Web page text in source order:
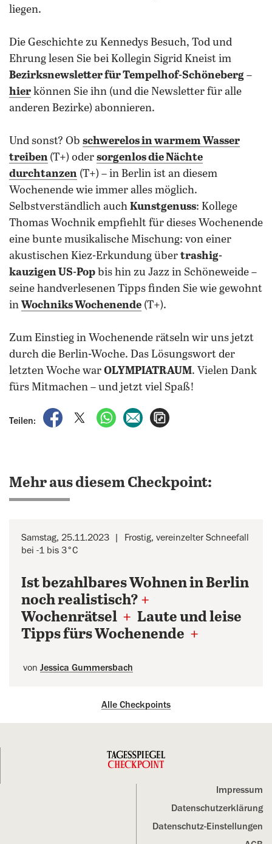
liegen.
Die Geschichte zu Kennedys Besuch, Tod und
Ehrung lesen Sie bei Kollegin Sigrid Kneist im
Bezirksnewsletter für Tempelhof-Schöneberg –
hier können Sie ihn (und die Newsletter für alle
anderen Bezirke) abonnieren.
Und sonst? Ob schwerelos in warmem Wasser
treiben (T+) oder sorgenlos die Nächte
durchtanzen (T+) – in Berlin ist an diesem
Wochenende wie immer alles möglich.
Selbstverständlich auch Kunstgenuss: Kollege
Thomas Wochnik empfiehlt für dieses Wochenende
eine bunte musikalische Mischung: von einer
akustischen Kiez-Erkundung über trashig-
kauzigen US-Pop bis hin zu Jazz in Schöneweide –
seine handverlesenen Tipps finden Sie wie gewohnt
in Wochniks Wochenende (T+).
Zum Einstieg in Wochenende rätseln wir uns jetzt
durch die Berlin-Woche. Das Lösungswort der
letzten Woche war OLYMPIATRAUM. Vielen Dank
fürs Mitmachen – und jetzt viel Spaß!
Teilen:
auf Facebook teilen
auf X teilenper WhatsApp teilen
per E-Mail teilen
Mehr aus diesem Checkpoint:
Samstag, 25.11.2023
Frostig, vereinzelter Schneefall
bei -1 bis 3°C
Ist bezahlbares Wohnen in Berlin
noch realistisch? +
Wochenrätsel + Laute und leise
Tipps fürs Wochenende +
von Jessica Gummersbach
Alle Checkpoints
Impressum
Datenschutz­erklärung
Datenschutz-Einstellungen